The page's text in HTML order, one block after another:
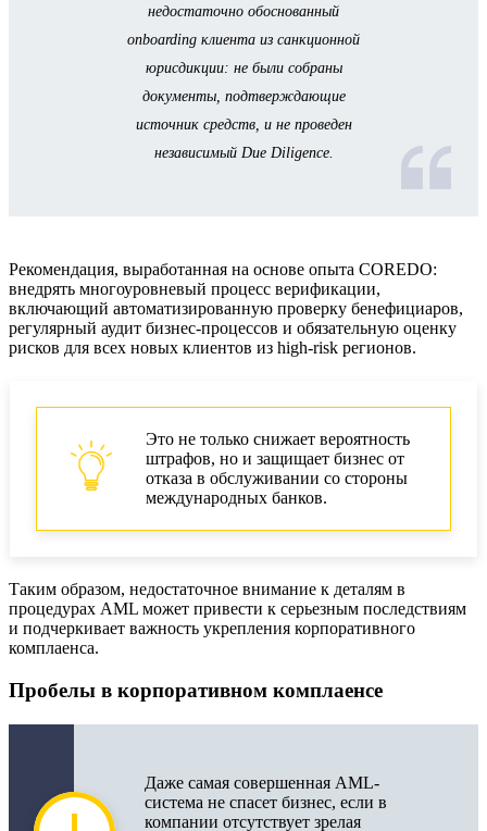
недостаточно обоснованный
onboarding клиента из санкционной
юрисдикции: не были собраны
документы, подтверждающие
источник средств, и не проведен
независимый Due Diligence.
Рекомендация, выработанная на основе опыта COREDO:
внедрять многоуровневый процесс верификации,
включающий автоматизированную проверку бенефициаров,
регулярный аудит бизнес-процессов и обязательную оценку
рисков для всех новых клиентов из high-risk регионов.
Это не только снижает вероятность
штрафов, но и защищает бизнес от
отказа в обслуживании со стороны
международных банков.
Таким образом, недостаточное внимание к деталям в
процедурах AML может привести к серьезным последствиям
и подчеркивает важность укрепления корпоративного
комплаенса.
Пробелы в корпоративном комплаенсе
Даже самая совершенная AML-
система не спасет бизнес, если в
компании отсутствует зрелая